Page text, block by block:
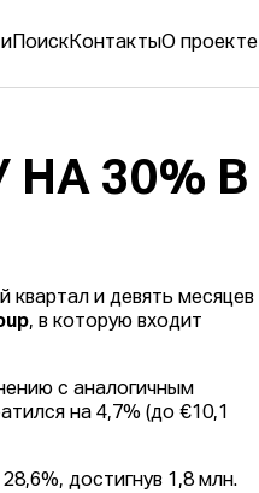
ПоискКонтактыО проекте
НА 30% В
квартал и девять месяцев
, в которую входит
с аналогичным
на 4,7% (до €10,1
достигнув 1,8 млн.